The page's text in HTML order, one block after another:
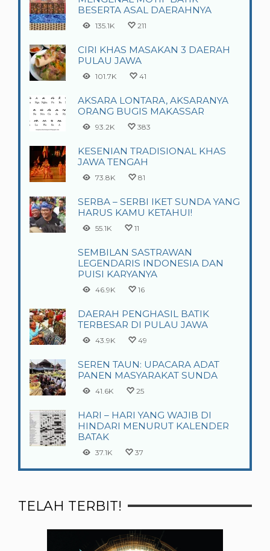
BESERTA ASAL DAERAHNYA
135.1K 211
CIRI KHAS MASAKAN 3 DAERAH
PULAU JAWA
101.7K 41
AKSARA LONTARA, AKSARANYA
ORANG BUGIS MAKASSAR
93.2K 383
KESENIAN TRADISIONAL KHAS
JAWA TENGAH
73.8K 81
SERBA – SERBI IKET SUNDA YANG
HARUS KAMU KETAHUI!
55.1K 11
SEMBILAN SASTRAWAN
LEGENDARIS INDONESIA DAN
PUISI KARYANYA
46.9K 16
DAERAH PENGHASIL BATIK
TERBESAR DI PULAU JAWA
43.9K 49
SEREN TAUN: UPACARA ADAT
PANEN MASYARAKAT SUNDA
41.6K 25
HARI – HARI YANG WAJIB DI
HINDARI MENURUT KALENDER
BATAK
37.1K 37
TELAH TERBIT!